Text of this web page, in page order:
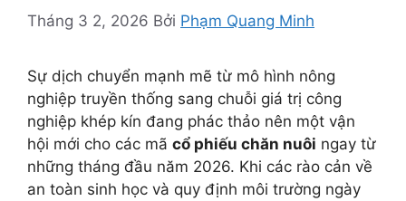
Tháng 3 2, 2026 Bởi Phạm Quang Minh
Sự dịch chuyển mạnh mẽ từ mô hình nông
nghiệp truyền thống sang chuỗi giá trị công
nghiệp khép kín đang phác thảo nên một vận
hội mới cho các mã cổ phiếu chăn nuôi ngay từ
những tháng đầu năm 2026. Khi các rào cản về
an toàn sinh học và quy định môi trường ngày